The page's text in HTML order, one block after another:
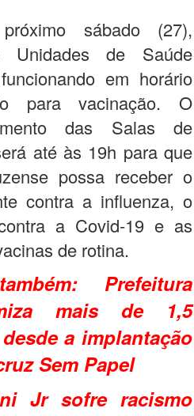
sábado (27),
Unidades de Saúde
em horário
para vacinação. O
das Salas de
até às 19h para que
possa receber o
contra a influenza, o
a Covid-19 e as
de rotina.
Prefeitura
mais de 1,5
a implantação
Sem Papel
Jr sofre racismo